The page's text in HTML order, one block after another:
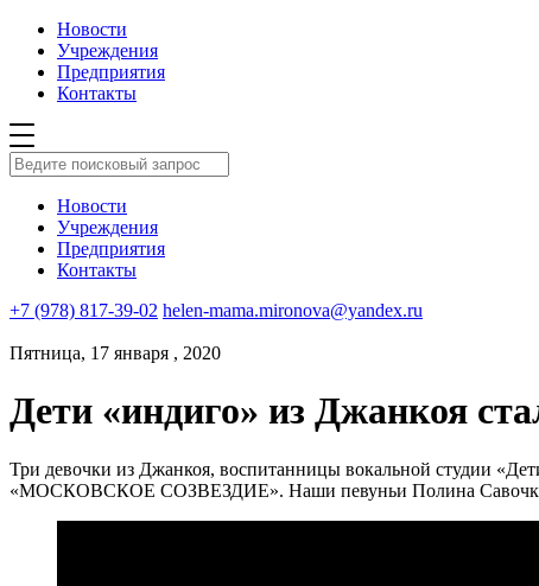
Новости
Учреждения
Предприятия
Контакты
Новости
Учреждения
Предприятия
Контакты
+7 (978) 817-39-02 helen-mama.mironova@yandex.ru
Пятница, 17 января , 2020
Дети «индиго» из Джанкоя
Три девочки из Джанкоя, воспитанницы вокальной студии
«МОСКОВСКОЕ СОЗВЕЗДИЕ». Наши певуньи Полина Савочкина,